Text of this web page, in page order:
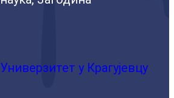
Универзитет у Крагујевцу